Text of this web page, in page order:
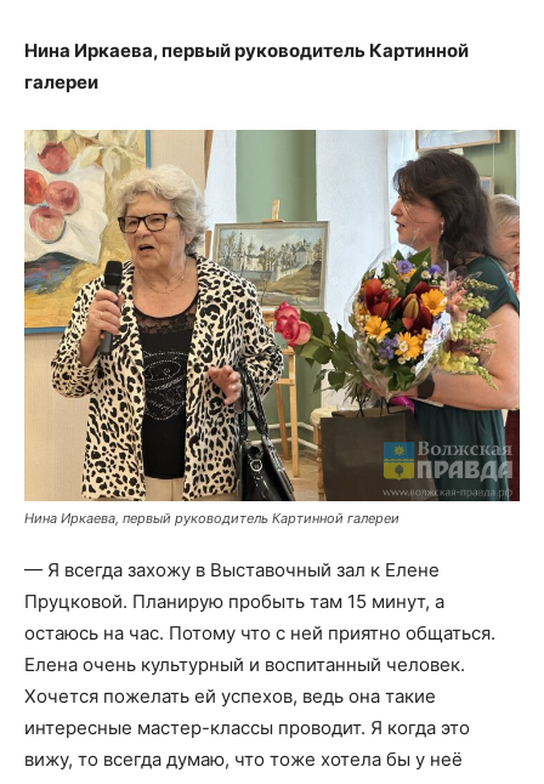
Нина Иркаева, первый руководитель Картинной
галереи
Нина Иркаева, первый руководитель Картинной галереи
— Я всегда захожу в Выставочный зал к Елене
Пруцковой. Планирую пробыть там 15 минут, а
остаюсь на час. Потому что с ней приятно общаться.
Елена очень культурный и воспитанный человек.
Хочется пожелать ей успехов, ведь она такие
интересные мастер-классы проводит. Я когда это
вижу, то всегда думаю, что тоже хотела бы у неё